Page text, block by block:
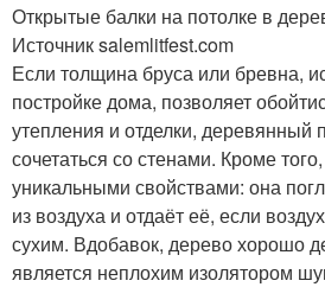
Открытые балки на потолке в
Источник salemlitfest.com
Если толщина бруса или бревна,
постройке дома, позволяет
утепления и отделки, деревянный
сочетаться со стенами. Кроме
уникальными свойствами: она
из воздуха и отдаёт её, если
сухим. Вдобавок, дерево хорошо
является неплохим изолятором